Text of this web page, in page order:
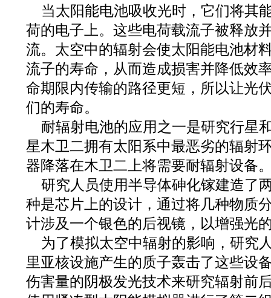
当太阳能电池吸收光时，它们将其
荷的电子上。这些电荷载流子被释放
流。太空中的辐射会使太阳能电池材
流子的寿命，从而造成损害并降低效
命期限内传输的路径更短，所以让光
们的寿命。
耐辐射电池的应用之一是研究行星
星木卫二拥有太阳系中最恶劣的辐射
器降落在木卫二上将需要耐辐射设备
研究人员使用半导体砷化镓建造了
种是芯片上的设计，通过将几种物质
计涉及一个银色的后视镜，以增强光
为了模拟太空中辐射的影响，研究
里亚核设施产生的质子轰击了这些设
伤害量的阴极发光技术来研究辐射前